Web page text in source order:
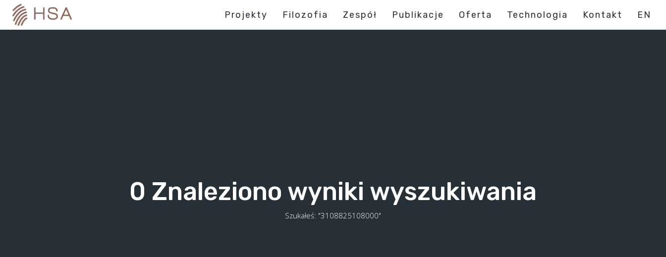
content
Projekty Filozofia Zespół Publikacje Oferta Technologia Kontakt EN
0 Znaleziono wyniki wyszukiwania
Szukałeś: "3108825108000"